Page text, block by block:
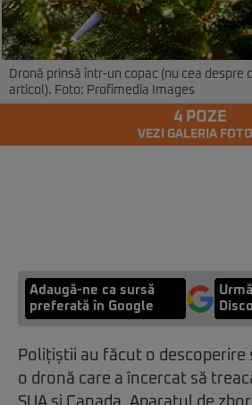
Dronă prinsă într-un copac (nu cea despre
articol). Foto: Profimedia Images
4 POZE
VEZI GALERIA
Adaugă-ne ca sursă
preferată în Google
Polițiștii au făcut o
o dronă care a încercat să